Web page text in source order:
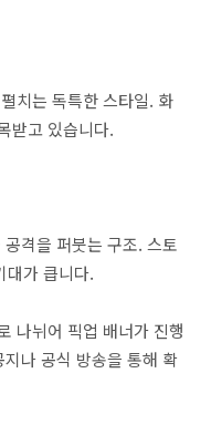
치는 독특한 스타일. 화
받고 있습니다.
격을 퍼붓는 구조. 스토
대가 큽니다.
나뉘어 픽업 배너가 진행
나 공식 방송을 통해 확